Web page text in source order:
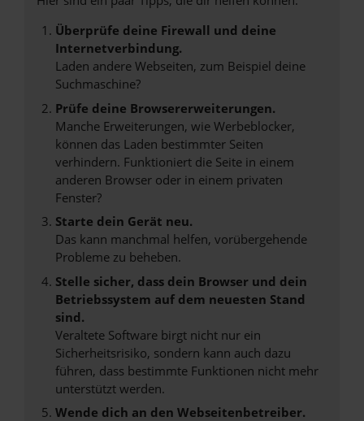
Überprüfe deine Firewall und deine
Internetverbindung.
Laden andere Webseiten, zum Beispiel deine
Suchmaschine?
Prüfe deine Browsererweiterungen.
Manche Erweiterungen, wie Werbeblocker,
können das Laden bestimmter Seiten
verhindern. Funktioniert die Seite in einem
anderen Browser oder in einem privaten
Fenster?
Starte dein Gerät neu.
Das kann manchmal helfen, vorübergehende
Probleme zu beheben.
Stelle sicher, dass dein Browser und dein
Betriebssystem auf dem neuesten Stand
sind.
Veraltete Software birgt nicht nur ein
Sicherheitsrisiko, sondern kann auch dazu
führen, dass bestimmte Funktionen nicht mehr
unterstützt werden.
Wende dich an den Webseitenbetreiber.